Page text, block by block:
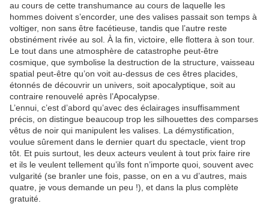
au cours de cette transhumance au cours de laquelle les
hommes doivent s’encorder, une des valises passait son temps à
voltiger, non sans être facétieuse, tandis que l’autre reste
obstinément rivée au sol. À la fin, victoire, elle flottera à son tour.
Le tout dans une atmosphère de catastrophe peut-être
cosmique, que symbolise la destruction de la structure, vaisseau
spatial peut-être qu’on voit au-dessus de ces êtres placides,
étonnés de découvrir un univers, soit apocalyptique, soit au
contraire renouvelé après l’Apocalypse.
L’ennui, c’est d’abord qu’avec des éclairages insuffisamment
précis, on distingue beaucoup trop les silhouettes des comparses
vêtus de noir qui manipulent les valises. La démystification,
voulue sûrement dans le dernier quart du spectacle, vient trop
tôt. Et puis surtout, les deux acteurs veulent à tout prix faire rire
et ils le veulent tellement qu’ils font n’importe quoi, souvent avec
vulgarité (se branler une fois, passe, on en a vu d’autres, mais
quatre, je vous demande un peu !), et dans la plus complète
gratuité.